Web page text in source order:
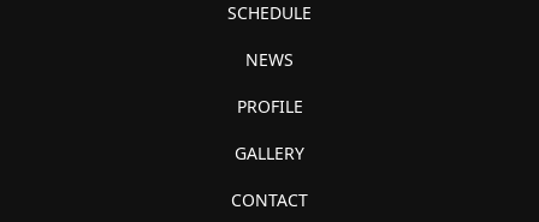
SCHEDULE
NEWS
PROFILE
GALLERY
CONTACT